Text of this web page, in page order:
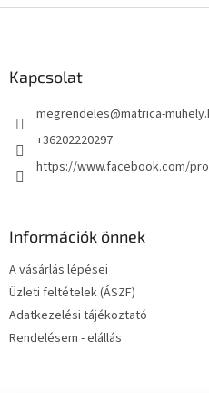
Kapcsolat
megrendeles@matrica-
+36202220297
https://www.facebook.com/
Információk önnek
A vásárlás lépései
Üzleti feltételek (ÁSZF)
Adatkezelési tájékoztató
Rendelésem - elállás